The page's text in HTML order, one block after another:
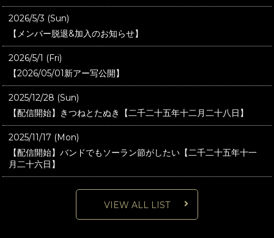
2026/5/3 (Sun)
【メンバー脱退&加入のお知らせ】
2026/5/1 (Fri)
【2026/05/01新アー写公開】
2025/12/28 (Sun)
【配信開始】きつねとたぬき【二千二十五年十二月二十八日】
2025/11/17 (Mon)
【配信開始】バンドでもソーラン節がしたい【二千二十五年十一
月二十六日】
VIEW ALL LIST